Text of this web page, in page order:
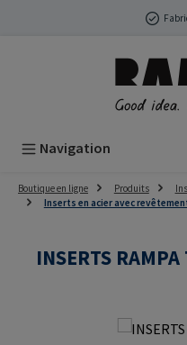
Passer au contenu principal
Navigation
Boutique en ligne Produits
Inserts en acier avec
INSERTS RAMPA
Ignorer la galerie